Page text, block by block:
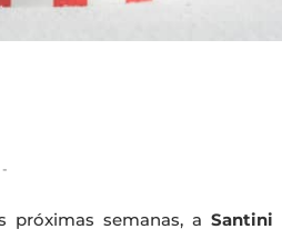
-
semanas, a Santini